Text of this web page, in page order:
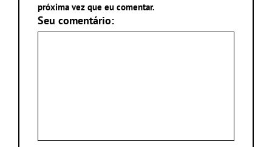
próxima vez que eu comentar.
Seu comentário: